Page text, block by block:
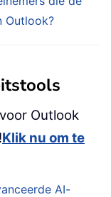
Outlook?
Outlook
Klik nu om te
AI-